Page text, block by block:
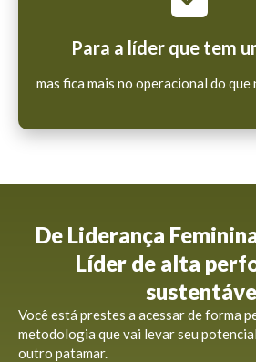
Para a líder que tem
mas fica mais no operacional do
De Liderança
Líder de alta
Você está prestes a acessar de forma
metodologia que vai levar seu
outro patamar.